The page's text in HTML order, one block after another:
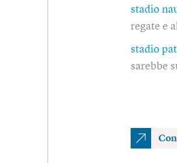
stadio
regate e
stadio
sarebbe